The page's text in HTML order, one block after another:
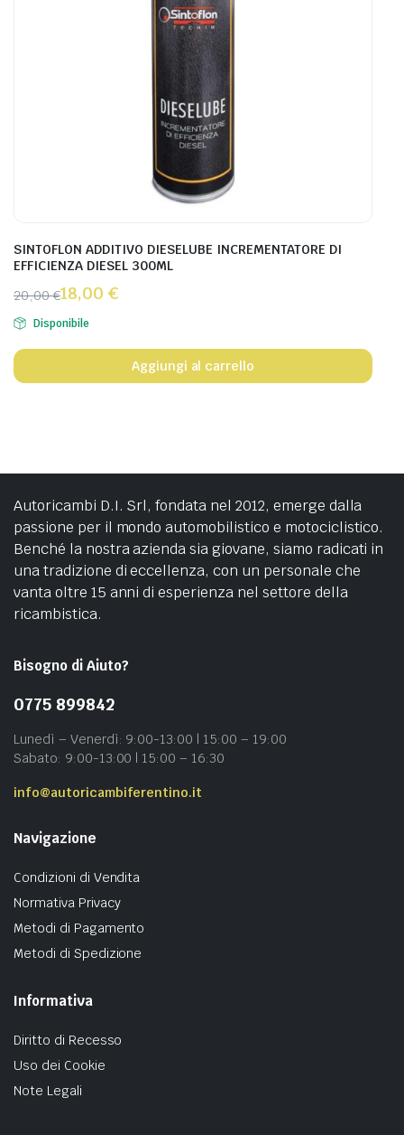
SINTOFLON ADDITIVO DIESELUBE INCREMENTATORE DI
EFFICIENZA DIESEL 300ML
20,00€18,00 €
Disponibile
Aggiungi al carrello
Autoricambi D.I. Srl, fondata nel 2012, emerge dalla
passione per il mondo automobilistico e motociclistico.
Benché la nostra azienda sia giovane, siamo radicati in
una tradizione di eccellenza, con un personale che
vanta oltre 15 anni di esperienza nel settore della
ricambistica.
Bisogno di Aiuto?
0775 899842
Lunedì – Venerdì: 9:00-13:00 | 15:00 – 19:00
Sabato: 9:00-13:00 | 15:00 – 16:30
info@autoricambiferentino.it
Navigazione
Condizioni di Vendita
Normativa Privacy
Metodi di Pagamento
Metodi di Spedizione
Informativa
Diritto di Recesso
Uso dei Cookie
Note Legali